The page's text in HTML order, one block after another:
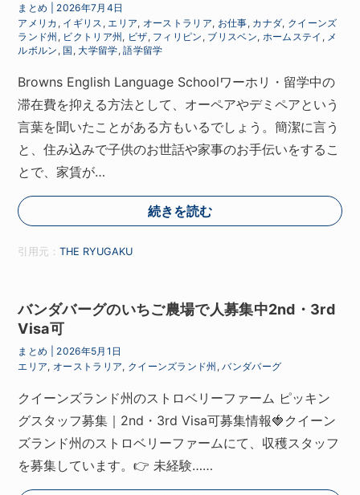
まとめ
2026年7月4日
アメリカ , イギリス , エリア, オーストラリア, お仕事, カナダ, クイーンズ
ランド州 , ビクトリア州 , ビザ, フィリピン , ブリスベン, ホームステイ , メ
ルボルン , 国 ,大学留学,語学留学
Browns English Language Schoolワーホリ・留学中の
滞在費を抑える方法として、オーペアやデミペアという
言葉を聞いたことがある方もいるでしょう。簡潔に言う
と、住み込みで子供のお世話や家事のお手伝いをするこ
とで、家賃が…
続きを読む
引用元：THE RYUGAKU
バンダバーグのいちご農場で人募集中2nd・3rd
Visa可
まとめ
2026年5月1日
エリア, オーストラリア, クイーンズランド州 ,バンダバーグ
クイーンズランド州のストロベリーファーム ピッキン
グスタッフ募集｜2nd・3rd Visa可募集情報🍓クイーン
ズランド州のストロベリーファームにて、収穫スタッフ
を募集しています。👉 未経験……